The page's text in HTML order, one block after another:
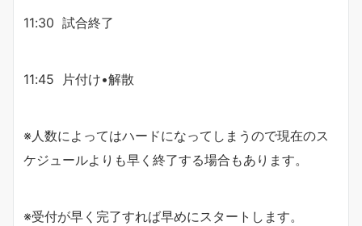
11:30 試合終了
11:45 片付け•解散
※人数によってはハードになってしまうので現在のス
ケジュールよりも早く終了する場合もあります。
※受付が早く完了すれば早めにスタートします。